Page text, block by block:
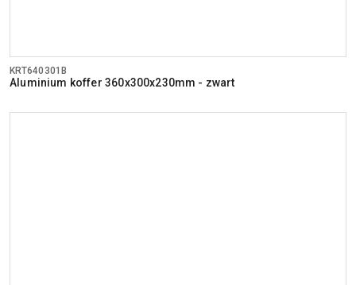
KRT640301B
Aluminium koffer 360x300x230mm - zwart